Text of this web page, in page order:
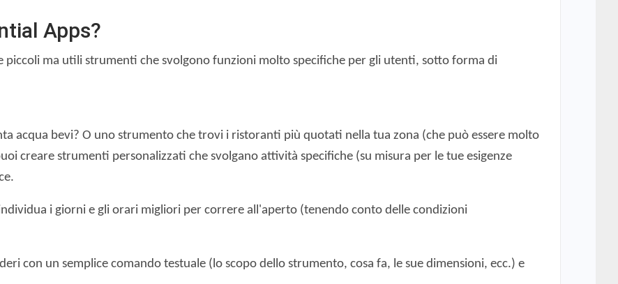
Apps?
piccoli ma utili strumenti che svolgono funzioni molto specifiche per gli utenti, sotto forma di
acqua bevi? O uno strumento che trovi i ristoranti più quotati nella tua zona (che può essere molto
creare strumenti personalizzati che svolgano attività specifiche (su misura per le tue esigenze
i giorni e gli orari migliori per correre all'aperto (tenendo conto delle condizioni
con un semplice comando testuale (lo scopo dello strumento, cosa fa, le sue dimensioni, ecc.) e